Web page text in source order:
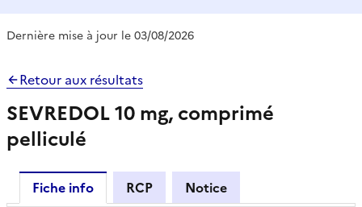
Dernière mise à jour le 03/08/2026
Retour aux résultats
SEVREDOL 10 mg, comprimé
pelliculé
Fiche info RCP Notice